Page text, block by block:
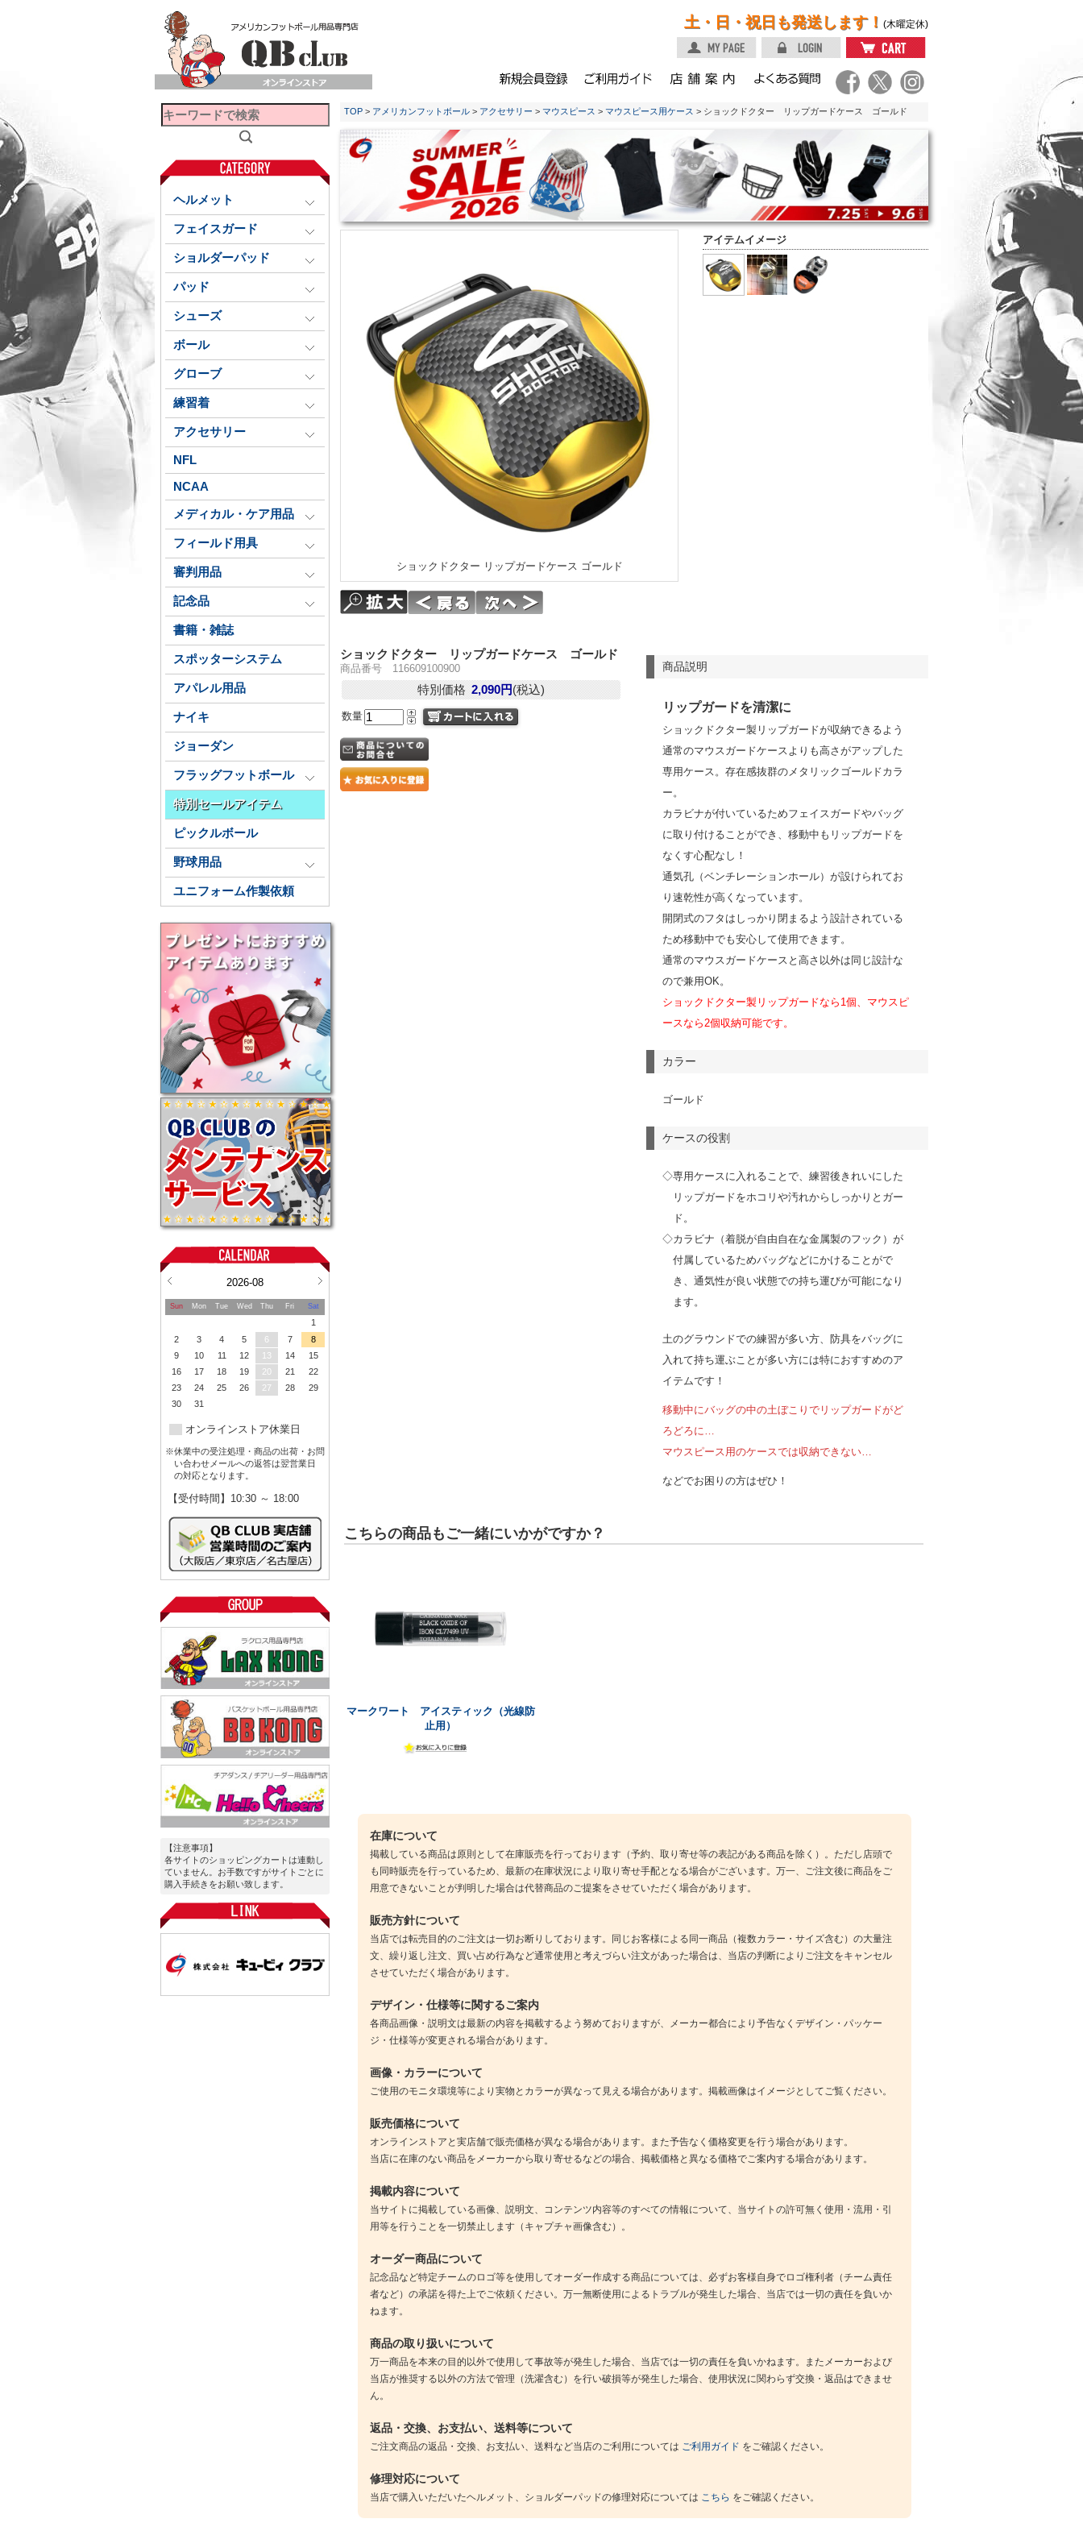
土・日・祝日も発送します！ (木曜定休)
ヘルメット
フェイスガード
ショルダーパッド
パッド
シューズ
ボール
グローブ
練習着
アクセサリー
NFL
NCAA
メディカル・ケア用品
フィールド用具
審判用品
記念品
書籍・雑誌
スポッターシステム
アパレル用品
ナイキ
ジョーダン
フラッグフットボール
特別セールアイテム
ピックルボール
野球用品
ユニフォーム作製依頼
2026-08
Sun Mon Tue Wed Thu Fri Sat
1
2
3 4 5 6 7
8
9
10 11 12 13 14
15
16
17 18 19 20 21
22
23
24 25 26 27 28
29
30
31
オンラインストア休業日
※休業中の受注処理・商品の出荷・お問
い合わせメールへの返答は翌営業日
の対応となります。
【受付時間】10:30 ～ 18:00
【注意事項】
各サイトのショッピングカートは連動し
ていません。お手数ですがサイトごとに
購入手続きをお願い致します。
TOP > アメリカンフットボール > アクセサリー > マウスピース > マウスピース用ケース > ショックドクター リップガードケース ゴールド
アイテムイメージ
ショックドクター リップガードケース ゴールド
商品説明
リップガードを清潔に
ショックドクター製リップガードが収納できるよう
通常のマウスガードケースよりも高さがアップした
専用ケース。存在感抜群のメタリックゴールドカラ
ー。
カラビナが付いているためフェイスガードやバッグ
に取り付けることができ、移動中もリップガードを
なくす心配なし！
通気孔（ベンチレーションホール）が設けられてお
り速乾性が高くなっています。
開閉式のフタはしっかり閉まるよう設計されている
ため移動中でも安心して使用できます。
通常のマウスガードケースと高さ以外は同じ設計な
ので兼用OK。
ショックドクター製リップガードなら1個、マウスピ
ースなら2個収納可能です。
カラー
ゴールド
ケースの役割
◇専用ケースに入れることで、練習後きれいにした
リップガードをホコリや汚れからしっかりとガー
ド。
◇カラビナ（着脱が自由自在な金属製のフック）が
付属しているためバッグなどにかけることがで
き、通気性が良い状態での持ち運びが可能になり
ます。
土のグラウンドでの練習が多い方、防具をバッグに
入れて持ち運ぶことが多い方には特におすすめのア
イテムです！
移動中にバッグの中の土ぼこりでリップガードがど
ろどろに…
マウスピース用のケースでは収納できない…
などでお困りの方はぜひ！
ショックドクター リップガードケース ゴールド
商品番号 116609100900
特別価格 2,090円(税込)
数量
こちらの商品もご一緒にいかがですか？
マークワート アイスティック（光線防
止用）
在庫について
掲載している商品は原則として在庫販売を行っております（予約、取り寄せ等の表記がある商品を除く）。ただし店頭で
も同時販売を行っているため、最新の在庫状況により取り寄せ手配となる場合がございます。万一、ご注文後に商品をご
用意できないことが判明した場合は代替商品のご提案をさせていただく場合があります。
販売方針について
当店では転売目的のご注文は一切お断りしております。同じお客様による同一商品（複数カラー・サイズ含む）の大量注
文、繰り返し注文、買い占め行為など通常使用と考えづらい注文があった場合は、当店の判断によりご注文をキャンセル
させていただく場合があります。
デザイン・仕様等に関するご案内
各商品画像・説明文は最新の内容を掲載するよう努めておりますが、メーカー都合により予告なくデザイン・パッケー
ジ・仕様等が変更される場合があります。
画像・カラーについて
ご使用のモニタ環境等により実物とカラーが異なって見える場合があります。掲載画像はイメージとしてご覧ください。
販売価格について
オンラインストアと実店舗で販売価格が異なる場合があります。また予告なく価格変更を行う場合があります。
当店に在庫のない商品をメーカーから取り寄せるなどの場合、掲載価格と異なる価格でご案内する場合があります。
掲載内容について
当サイトに掲載している画像、説明文、コンテンツ内容等のすべての情報について、当サイトの許可無く使用・流用・引
用等を行うことを一切禁止します（キャプチャ画像含む）。
オーダー商品について
記念品など特定チームのロゴ等を使用してオーダー作成する商品については、必ずお客様自身でロゴ権利者（チーム責任
者など）の承諾を得た上でご依頼ください。万一無断使用によるトラブルが発生した場合、当店では一切の責任を負いか
ねます。
商品の取り扱いについて
万一商品を本来の目的以外で使用して事故等が発生した場合、当店では一切の責任を負いかねます。またメーカーおよび
当店が推奨する以外の方法で管理（洗濯含む）を行い破損等が発生した場合、使用状況に関わらず交換・返品はできませ
ん。
返品・交換、お支払い、送料等について
ご注文商品の返品・交換、お支払い、送料など当店のご利用については ご利用ガイド をご確認ください。
修理対応について
当店で購入いただいたヘルメット、ショルダーパッドの修理対応については こちら をご確認ください。